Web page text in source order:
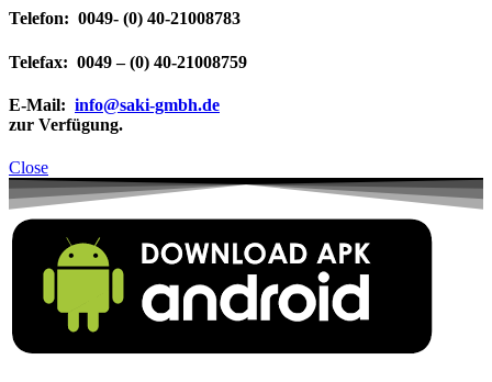
Telefon: 0049- (0) 40-21008783
Telefax: 0049 – (0) 40-21008759
E-Mail: info@saki-gmbh.de
zur Verfügung.
Close